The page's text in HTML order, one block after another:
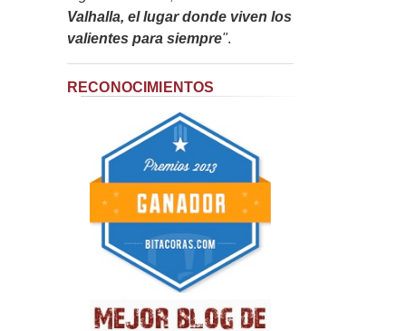
Valhalla, el lugar donde viven los
valientes para siempre".
RECONOCIMIENTOS